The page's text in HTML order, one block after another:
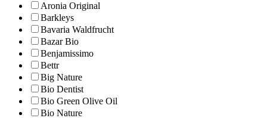
Aronia Original
Barkleys
Bavaria Waldfrucht
Bazar Bio
Benjamissimo
Bettr
Big Nature
Bio Dentist
Bio Green Olive Oil
Bio Nature